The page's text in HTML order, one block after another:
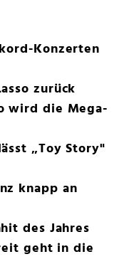
Konzerten
zurück
wird die Mega-
„Toy Story"
knapp an
des Jahres
geht in die